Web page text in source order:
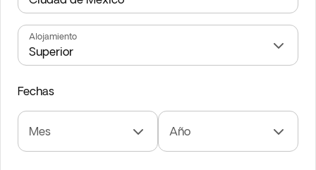
Alojamiento
Fechas
Mes Año